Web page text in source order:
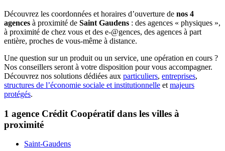
Découvrez les coordonnées et horaires d’ouverture de nos 4
agences à proximité de Saint Gaudens : des agences « physiques »,
à proximité de chez vous et des e-@gences, des agences à part
entière, proches de vous-même à distance.
Une question sur un produit ou un service, une opération en cours ?
Nos conseillers seront à votre disposition pour vous accompagner.
Découvrez nos solutions dédiées aux particuliers, entreprises,
structures de l’économie sociale et institutionnelle et majeurs
protégés.
1 agence Crédit Coopératif dans les villes à
proximité
Saint-Gaudens